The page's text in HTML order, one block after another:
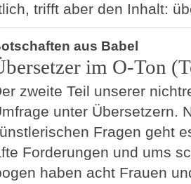
trifft aber den Inhalt:
aus Babel
im O-Ton
zweite Teil unserer
unter Übersetzern.
Fragen geht
Forderungen und ums
haben acht Frauen